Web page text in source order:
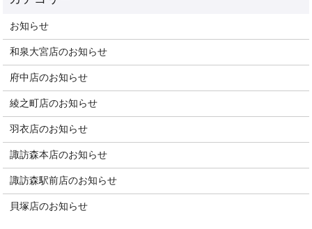
お知らせ
和泉大宮店のお知らせ
府中店のお知らせ
綾之町店のお知らせ
羽衣店のお知らせ
諏訪森本店のお知らせ
諏訪森駅前店のお知らせ
貝塚店のお知らせ